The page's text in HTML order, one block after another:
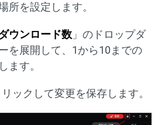
所を設定します。
ウンロード数 」のドロップダ
を展開して、1から10までの
ます。
リックして変更を保存します。